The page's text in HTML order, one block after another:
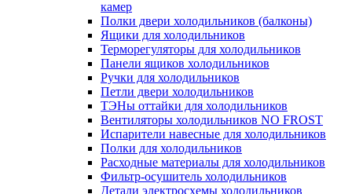
камер
Полки двери холодильников (балконы)
Ящики для холодильников
Терморегуляторы для холодильников
Панели ящиков холодильников
Ручки для холодильников
Петли двери холодильников
ТЭНы оттайки для холодильников
Вентиляторы холодильников NO FROST
Испарители навесные для холодильников
Полки для холодильников
Расходные материалы для холодильников
Фильтр-осушитель холодильников
Детали электросхемы холодильников